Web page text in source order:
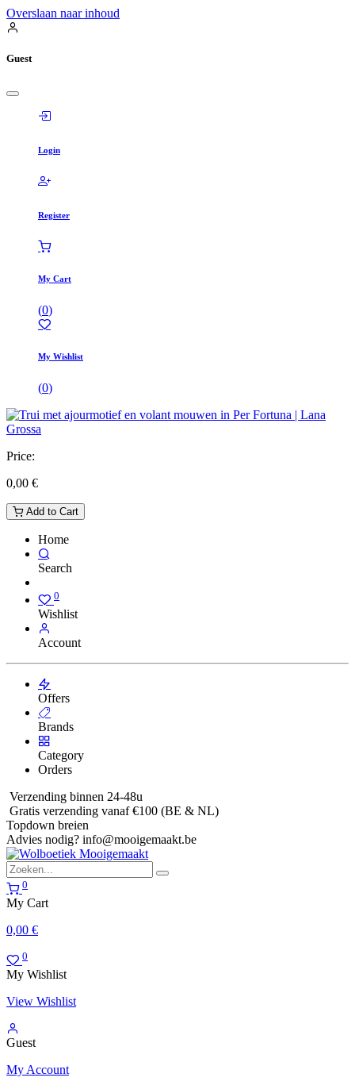
Overslaan naar inhoud
Guest
Login
Register
My Cart
(0)
My Wishlist
(0)
Price:
0,00 €
Add to Cart
Home
Search
0
Wishlist
Account
Offers
Brands
Category
Orders
Verzending binnen 24-48u
Gratis verzending vanaf €100 (BE & NL)
Topdown breien
Advies nodig? info@mooigemaakt.be
0
My Cart
0,00 €
0
My Wishlist
View Wishlist
Guest
My Account